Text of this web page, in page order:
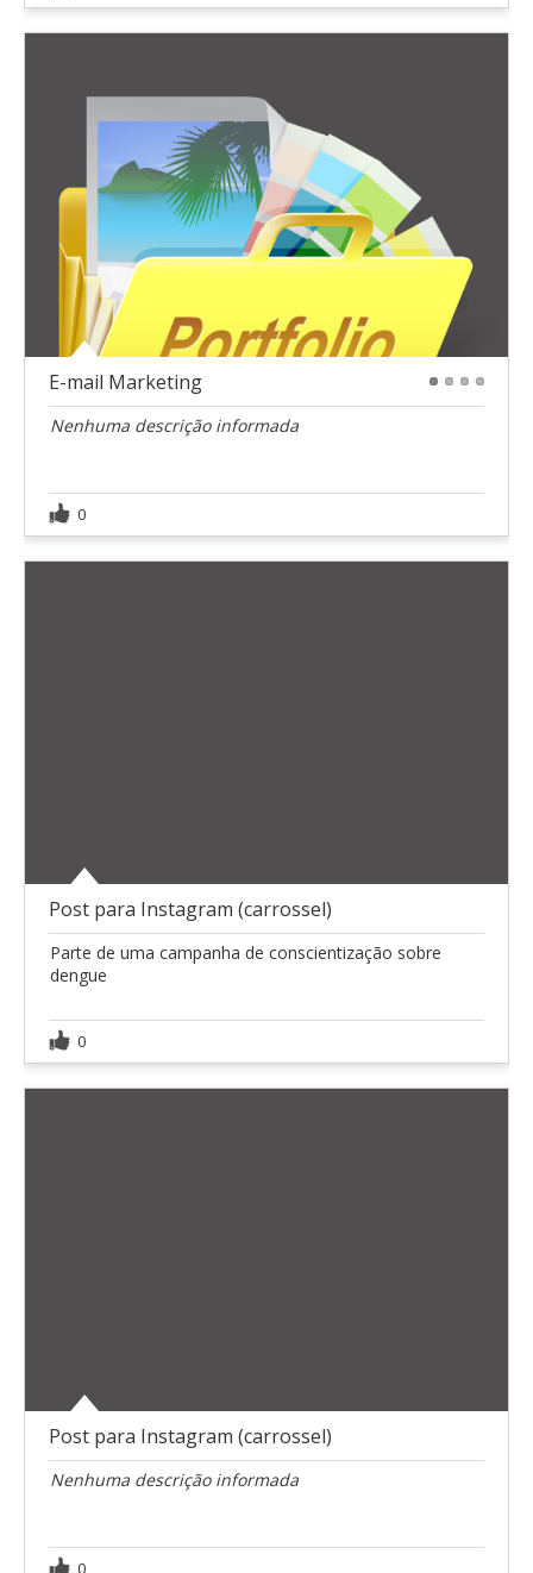
E-mail Marketing
Nenhuma descrição informada
0
Post para Instagram (carrossel)
Parte de uma campanha de conscientização sobre
dengue
0
Post para Instagram (carrossel)
Nenhuma descrição informada
0